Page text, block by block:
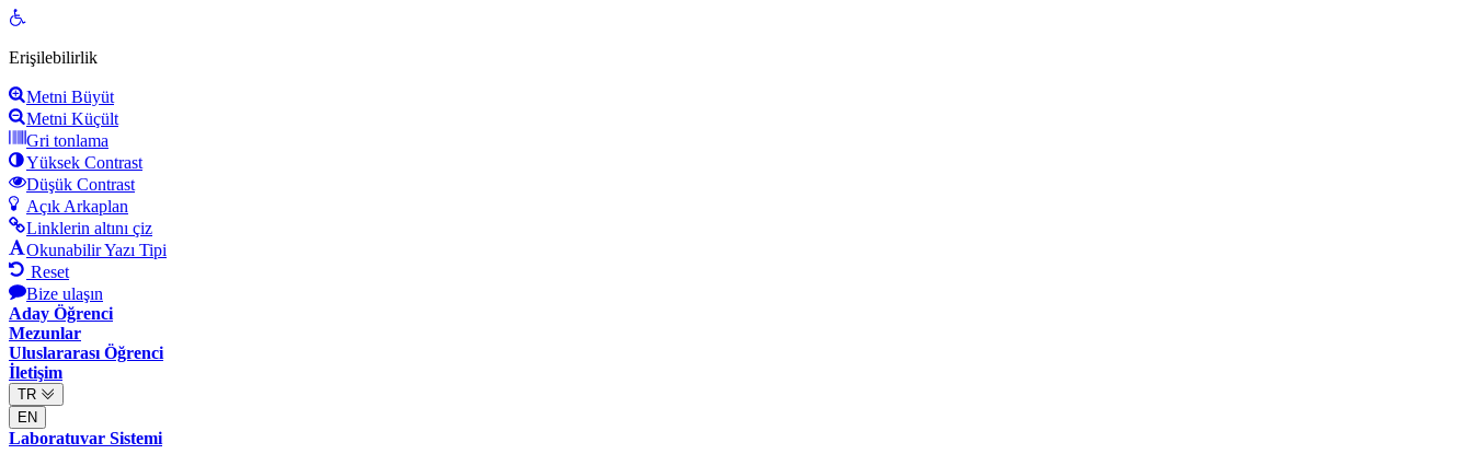
Open
Erişilebilirlik
Metni Büyüt
Metni Küçült
Gri tonlama
Yüksek Contrast
Düşük Contrast
Açık Arkaplan
Linklerin altını çiz
Okunabilir Yazı Tipi
Reset
Bize ulaşın
Aday Öğrenci
Mezunlar
Uluslararası Öğrenci
İletişim
TR
EN
Laboratuvar Sistemi